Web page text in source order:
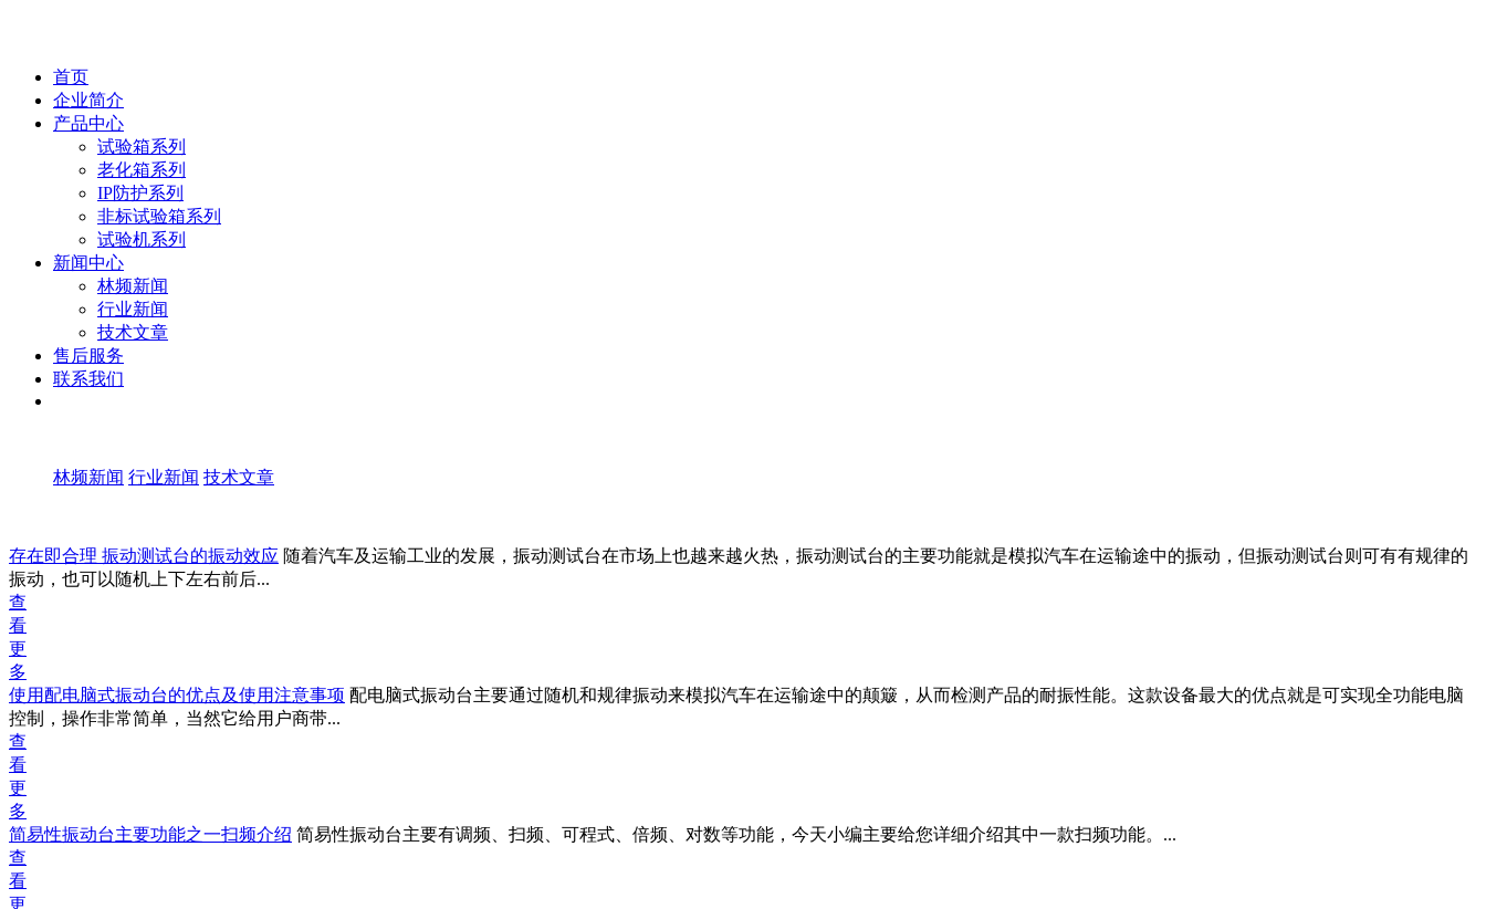
首页
企业简介
产品中心
试验箱系列
老化箱系列
IP防护系列
非标试验箱系列
试验机系列
新闻中心
林频新闻
行业新闻
技术文章
售后服务
联系我们
林频新闻 行业新闻 技术文章
存在即合理 振动测试台的振动效应 随着汽车及运输工业的发展，振动测试台在市场上也越来越火热，振动测试台的主要功能就是模拟汽车在运输途中的振动，但振动测试台则可有有规律的
振动，也可以随机上下左右前后...
查
看
更
多
使用配电脑式振动台的优点及使用注意事项 配电脑式振动台主要通过随机和规律振动来模拟汽车在运输途中的颠簸，从而检测产品的耐振性能。这款设备最大的优点就是可实现全功能电脑
控制，操作非常简单，当然它给用户商带...
查
看
更
多
简易性振动台主要功能之一扫频介绍 简易性振动台主要有调频、扫频、可程式、倍频、对数等功能，今天小编主要给您详细介绍其中一款扫频功能。...
查
看
更